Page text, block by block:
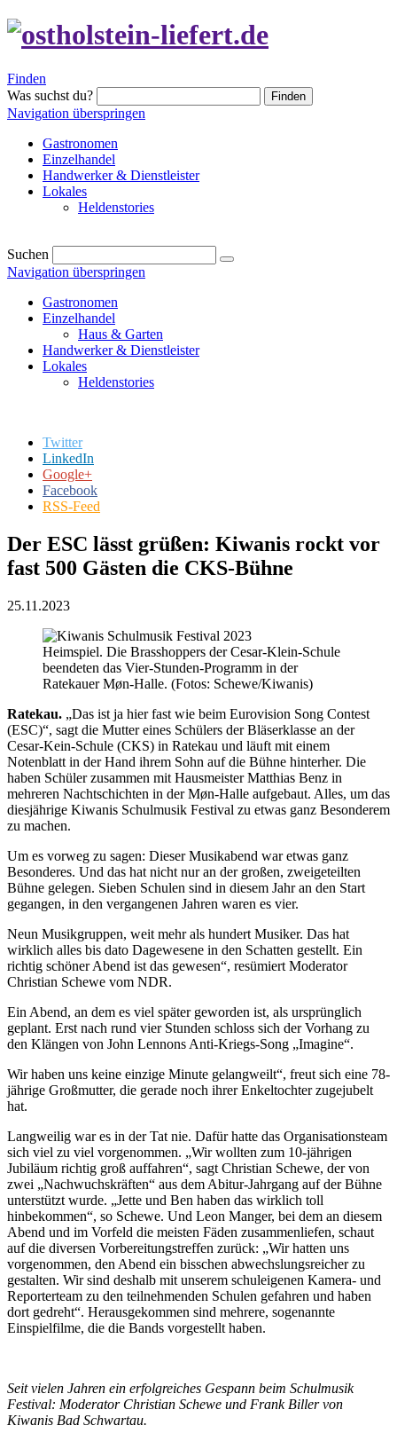
Finden
Was suchst du?
Finden
Navigation überspringen
Gastronomen
Einzelhandel
Handwerker & Dienstleister
Lokales
Heldenstories
Suchen
Navigation überspringen
Gastronomen
Einzelhandel
Haus & Garten
Handwerker & Dienstleister
Lokales
Heldenstories
Twitter
LinkedIn
Google+
Facebook
RSS-Feed
Der ESC lässt grüßen: Kiwanis rockt vor
fast 500 Gästen die CKS-Bühne
25.11.2023
Heimspiel. Die Brasshoppers der Cesar-Klein-Schule
beendeten das Vier-Stunden-Programm in der
Ratekauer Møn-Halle. (Fotos: Schewe/Kiwanis)
Ratekau. „Das ist ja hier fast wie beim Eurovision Song Contest
(ESC)“, sagt die Mutter eines Schülers der Bläserklasse an der
Cesar-Kein-Schule (CKS) in Ratekau und läuft mit einem
Notenblatt in der Hand ihrem Sohn auf die Bühne hinterher. Die
haben Schüler zusammen mit Hausmeister Matthias Benz in
mehreren Nachtschichten in der Møn-Halle aufgebaut. Alles, um das
diesjährige Kiwanis Schulmusik Festival zu etwas ganz Besonderem
zu machen.
Um es vorweg zu sagen: Dieser Musikabend war etwas ganz
Besonderes. Und das hat nicht nur an der großen, zweigeteilten
Bühne gelegen. Sieben Schulen sind in diesem Jahr an den Start
gegangen, in den vergangenen Jahren waren es vier.
Neun Musikgruppen, weit mehr als hundert Musiker. Das hat
wirklich alles bis dato Dagewesene in den Schatten gestellt. Ein
richtig schöner Abend ist das gewesen“, resümiert Moderator
Christian Schewe vom NDR.
Ein Abend, an dem es viel später geworden ist, als ursprünglich
geplant. Erst nach rund vier Stunden schloss sich der Vorhang zu
den Klängen von John Lennons Anti-Kriegs-Song „Imagine“.
Wir haben uns keine einzige Minute gelangweilt“, freut sich eine 78-
jährige Großmutter, die gerade noch ihrer Enkeltochter zugejubelt
hat.
Langweilig war es in der Tat nie. Dafür hatte das Organisationsteam
sich viel zu viel vorgenommen. „Wir wollten zum 10-jährigen
Jubiläum richtig groß auffahren“, sagt Christian Schewe, der von
zwei „Nachwuchskräften“ aus dem Abi­tur-Jahrgang auf der Bühne
unterstützt wurde. „Jette und Ben haben das wirklich toll
hinbekommen“, so Schewe. Und Leon Manger, bei dem an diesem
Abend und im Vorfeld die meisten Fäden zusammenliefen, schaut
auf die diversen Vorbereitungstreffen zurück: „Wir hatten uns
vorgenommen, den Abend ein bisschen abwechslungsreicher zu
gestalten. Wir sind deshalb mit unserem schuleigenen Kamera- und
Reporterteam zu den teilnehmenden Schulen gefahren und haben
dort gedreht“. Herausgekommen sind mehrere, sogenannte
Einspielfilme, die die Bands vorgestellt haben.
Seit vielen Jahren ein erfolgreiches Gespann beim Schulmusik
Festival: Moderator Christian Schewe und Frank Biller von
Kiwanis Bad Schwartau.